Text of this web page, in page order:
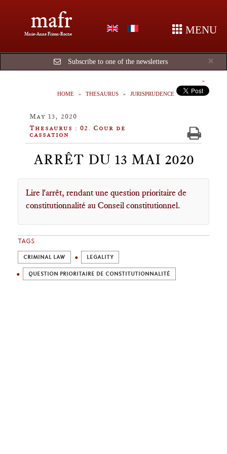
mafr
Marie-Anne Frison-Roche MENU
×
Subscribe to one of the newsletters
HOME THESAURUS JURISPRUDENCE
May 13, 2020
Thesaurus : 02. Cour de
cassation
ARRÊT DU 13 MAI 2020
Lire l'arrêt, rendant une question prioritaire de
constitutionnalité au Conseil constitutionnel.
TAGS
CRIMINAL LAW LEGALITY
QUESTION PRIORITAIRE DE CONSTITUTIONNALITÉ